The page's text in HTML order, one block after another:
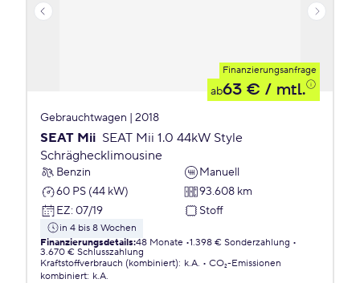
Finanzierungsanfrage
ab63 € / mtl.
Gebrauchtwagen | 2018
SEAT Mii SEAT Mii 1.0 44kW Style
Schräghecklimousine
Benzin
Manuell
60 PS (44 kW)
93.608 km
EZ: 07/19 Stoff
in 4 bis 8 Wochen
Finanzierungsdetails:48 Monate 1.398 € Sonderzahlung
3.670 € Schlusszahlung
Kraftstoffverbrauch (kombiniert): k.A.
CO₂-Emissionen
kombiniert: k.A.